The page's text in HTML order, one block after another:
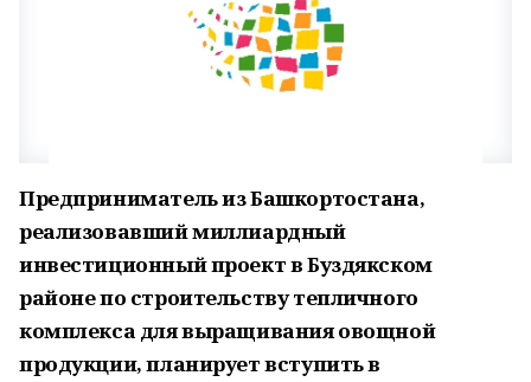
Предприниматель из Башкортостана,
реализовавший миллиардный
инвестиционный проект в Буздякском
районе по строительству тепличного
комплекса для выращивания овощной
продукции, планирует вступить в